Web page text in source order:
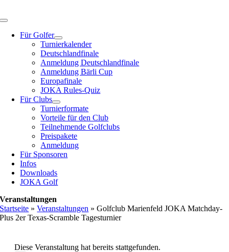
Inhalt
Toggle
NavigationFür Golfer
Turnierkalender
Deutschlandfinale
Anmeldung Deutschlandfinale
Anmeldung Bärli Cup
Europafinale
JOKA Rules-Quiz
Für Clubs
Turnierformate
Vorteile für den Club
Teilnehmende Golfclubs
Preispakete
Anmeldung
Für Sponsoren
Infos
Downloads
JOKA Golf
Veranstaltungen
Startseite »Veranstaltungen »Golfclub Marienfeld JOKA Matchday-
Plus 2er Texas-Scramble Tagesturnier
Diese Veranstaltung hat bereits stattgefunden.